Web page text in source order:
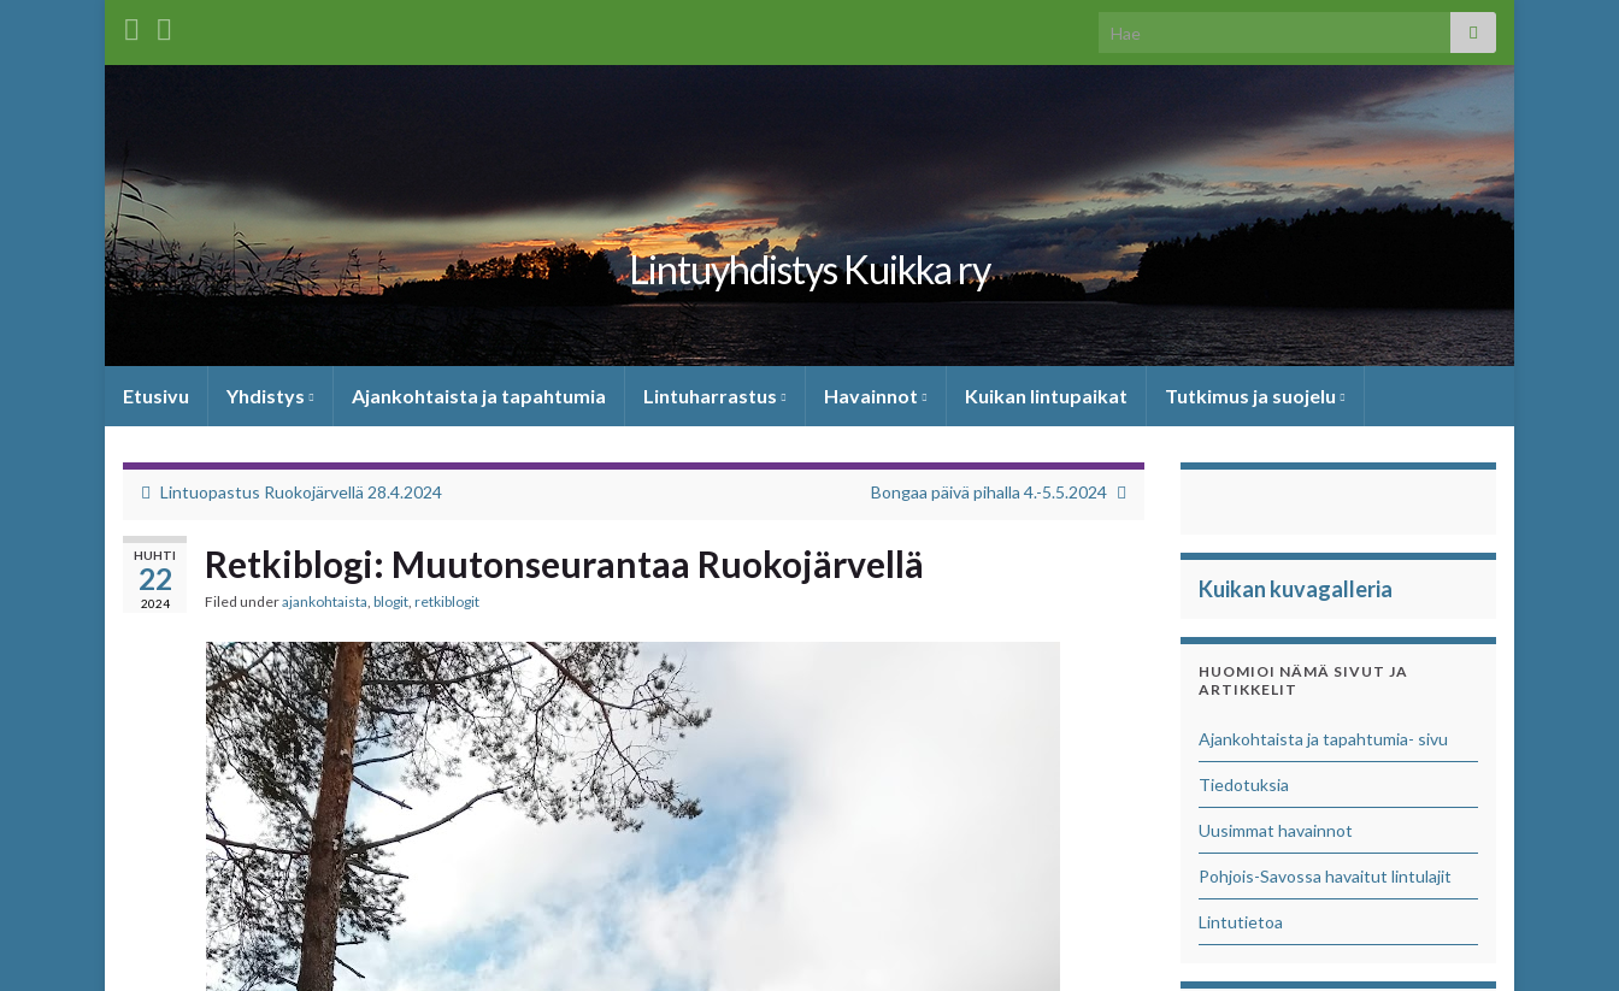
Search for:
Lintuyhdistys Kuikka ry
Etusivu Yhdistys Ajankohtaista ja tapahtumia Lintuharrastus Havainnot Kuikan lintupaikat Tutkimus ja suojelu
Lintuopastus Ruokojärvellä 28.4.2024 Bongaa päivä pihalla 4.-5.5.2024
HUHTI
22
2024
Retkiblogi: Muutonseurantaa Ruokojärvellä
Filed underajankohtaista, blogit, retkiblogit Kuikan kuvagalleria
HUOMIOI NÄMÄ SIVUT JA
ARTIKKELIT
Ajankohtaista ja tapahtumia- sivu
Tiedotuksia
Uusimmat havainnot
Pohjois-Savossa havaitut lintulajit
Lintutietoa